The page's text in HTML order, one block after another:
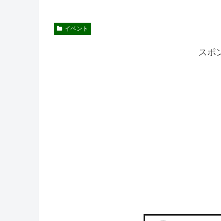
イベント
スポ